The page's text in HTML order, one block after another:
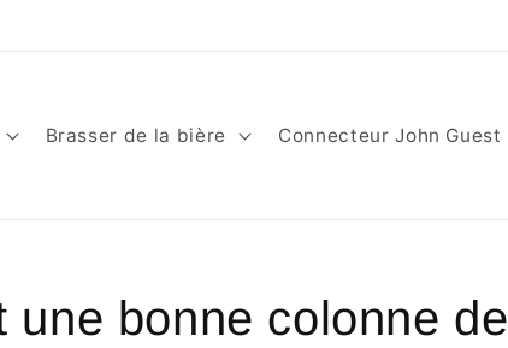
Brasser de la bière Connecteur John Guest
une bonne colonne de